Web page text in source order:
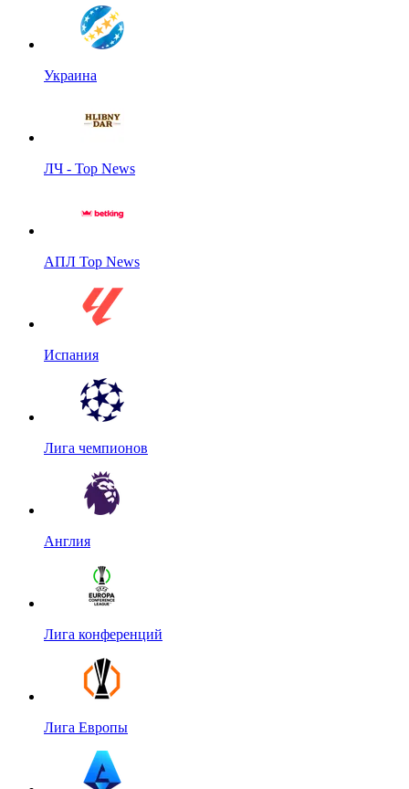
Украина
ЛЧ - Top News
АПЛ Top News
Испания
Лига чемпионов
Англия
Лига конференций
Лига Европы